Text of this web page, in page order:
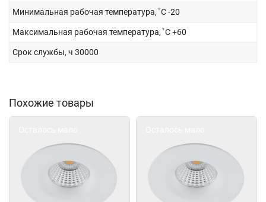
Минимальная рабочая температура, ̊ С-20
Максимальная рабочая температура, ̊ С+60
Срок службы, ч 30000
Похожие товары